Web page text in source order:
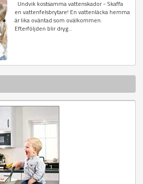
Undvik kostsamma vattenskador - Skaffa
en vattenfelsbrytare! En vattenläcka hemma
är lika oväntad som ovälkommen.
Efterföljden blir dryg...